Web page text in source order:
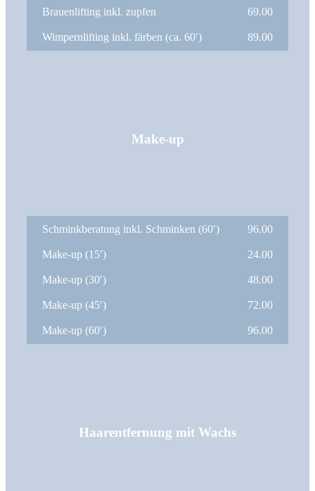
Brauenlifting inkl. zupfen 69.00
Wimpernlifting inkl. färben (ca. 60′) 89.00
Make-up
Schminkberatung inkl. Schminken (60′) 96.00
Make-up (15′) 24.00
Make-up (30′) 48.00
Make-up (45′) 72.00
Make-up (60′) 96.00
Haarentfernung mit Wachs